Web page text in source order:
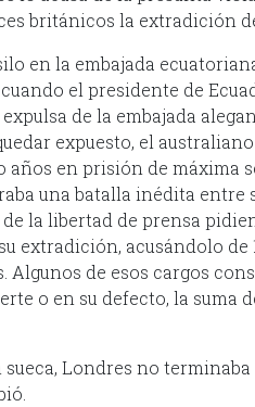
británicos la extradición
en la embajada
el presidente de
de la embajada
expuesto, el
en prisión de máxima
una batalla inédita entre
la libertad de prensa
extradición, acusándolo
Algunos de esos cargos
o en su defecto, la suma
Londres no